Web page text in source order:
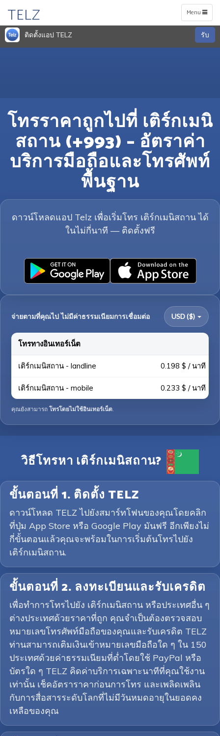
Toggle
navigation
Menu
TELZ
ติดตั้งแอป TELZ รับ
โทรราคาถูกไปที่ เติร์กเมนิ
สถาน (+993) – อัตราค่า
บริการมือถือและโทรศัพท์
พื้นฐาน
ดาวน์โหลดแอป Telz เพื่อเริ่มโทร เติร์กเมนิสถาน ได้
ในไม่กี่นาที — ติดตั้งฟรี
จ่ายตามที่คุณไป ไม่มีค่าธรรมเนียมการเชื่อมต่อ USD ($)
โทรทางอินเทอร์เน็ต
เติร์กเมนิสถาน - landline 0.198 $ / นาที
เติร์กเมนิสถาน - mobile 0.233 $ / นาที
คุณยังสามารถ โทรโดยไม่ใช้อินเทอร์เน็ต.
วิธีโทรหา เติร์กเมนิสถาน?
ขั้นตอนที่ 1. ติดตั้ง TELZ
ดาวน์โหลด TELZ ไปยังสมาร์ทโฟนของคุณโดยคลิก
ที่ปุ่ม App Store หรือ Google Play มันฟรี อีกเพียงไม่
กี่ขั้นตอนแล้วคุณจะพร้อมในการเริ่มต้นโทรไปยัง
เติร์กเมนิสถาน.
ขั้นตอนที่ 2. ลงทะเบียนและรับเครดิต
เพื่อทำการโทรไปยัง เติร์กเมนิสถาน หรือประเทศอื่น ๆ
ต่างประเทศด้วยราคาที่ถูก คุณจำเป็นต้องตรวจสอบ
หมายเลขโทรศัพท์มือถือของคุณและรับเครดิต TELZ
ท่านสามารถเติมเงินเข้าหมายเลขมือถือใด ๆ ใน 150
ประเทศด้วยค่าธรรมเนียมที่ต่ำโดยใช้ PayPal หรือ
บัตรใด ๆ TELZ คิดค่าบริการเฉพาะนาทีที่คุณใช้งาน
เท่านั้น เช็คอัตราราคาก่อนการโทร และเพลิดเพลิน
กับการสื่อสารระดับโลกที่ไม่มีวันหมดอายุในยอดคง
เหลือของคุณ